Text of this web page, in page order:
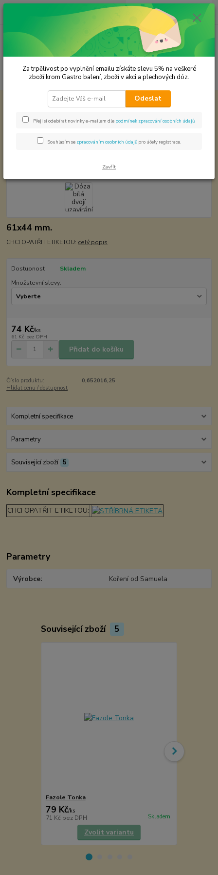
Menu
Hledat
ks
za 0,00 Kč
Plechové dózy - kořenky
Dóza bílá dvojí uzavírání 0,652016,25
0,652016,25 VÝPRODEJ
61x44 mm.
CHCI OPATŘIT ETIKETOU: celý popis
Dostupnost
Skladem
Množstevní slevy:
74 Kč/ks
61 Kč bez DPH
Přidat do košíku
Číslo produktu:
0,652016,25
Hlídat cenu / dostupnost
Kompletní specifikace
Parametry
Související zboží 5
Kompletní specifikace
CHCI OPATŘIT ETIKETOU:
Parametry
Výrobce Koření od Samuela
Související zboží 5
Fazole Tonka
79 Kč/ks
71 Kč bez DPH Skladem
Zvolit variantu
Za trpělivost po vyplnění emailu získáte slevu 5% na veškeré
zboží krom Gastro balení, zboží v akci a plechových dóz.
Odeslat
Přeji si odebírat novinky e-mailem dle podmínek zpracování osobních údajů
Souhlasím se zpracováním osobních údajů pro účely registrace.
Zavřít